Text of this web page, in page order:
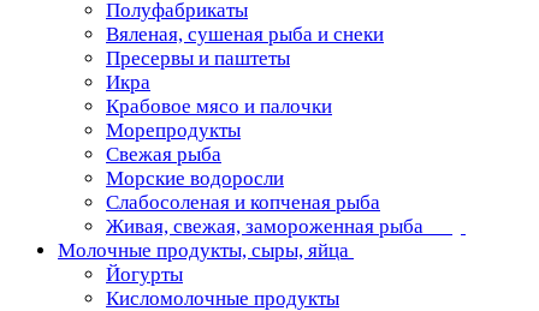
Полуфабрикаты
Вяленая, сушеная рыба и снеки
Пресервы и паштеты
Икра
Крабовое мясо и палочки
Морепродукты
Свежая рыба
Морские водоросли
Слабосоленая и копченая рыба
Живая, свежая, замороженная рыба
Молочные продукты, сыры, яйца
Йогурты
Кисломолочные продукты